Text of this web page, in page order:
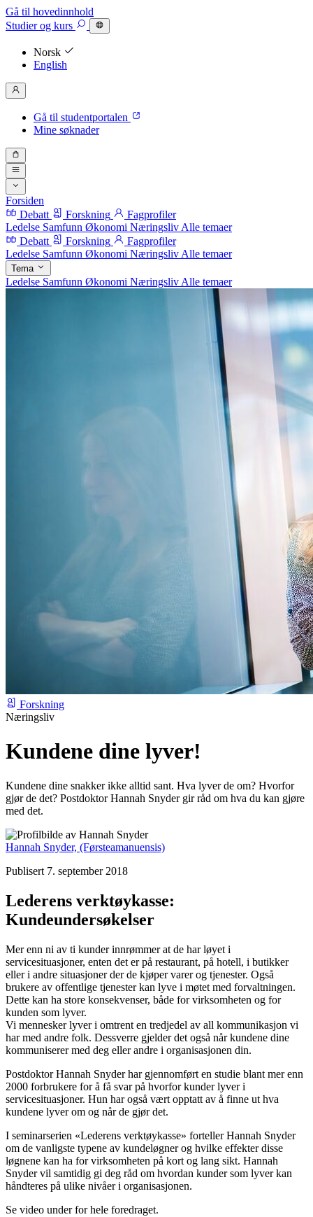
Gå til hovedinnhold
Studierog kurs
Norsk
English
Gå til studentportalen
Mine søknader
Forsiden
Debatt
Forskning
Fagprofiler
Ledelse Samfunn Økonomi Næringsliv Alle temaer
Debatt
Forskning
Fagprofiler
Ledelse Samfunn Økonomi Næringsliv Alle temaer
Tema
Ledelse Samfunn Økonomi Næringsliv Alle temaer
Forskning
Næringsliv
Kundene dine lyver!
Kundene dine snakker ikke alltid sant. Hva lyver de om? Hvorfor
gjør de det? Postdoktor Hannah Snyder gir råd om hva du kan gjøre
med det.
Hannah Snyder, (Førsteamanuensis)
Publisert 7. september 2018
Lederens verktøykasse:
Kundeundersøkelser
Mer enn ni av ti kunder innrømmer at de har løyet i
servicesituasjoner, enten det er på restaurant, på hotell, i butikker
eller i andre situasjoner der de kjøper varer og tjenester. Også
brukere av offentlige tjenester kan lyve i møtet med forvaltningen.
Dette kan ha store konsekvenser, både for virksomheten og for
kunden som lyver.
Vi mennesker lyver i omtrent en tredjedel av all kommunikasjon vi
har med andre folk. Dessverre gjelder det også når kundene dine
kommuniserer med deg eller andre i organisasjonen din.
Postdoktor Hannah Snyder har gjennomført en studie blant mer enn
2000 forbrukere for å få svar på hvorfor kunder lyver i
servicesituasjoner. Hun har også vært opptatt av å finne ut hva
kundene lyver om og når de gjør det.
I seminarserien «Lederens verktøykasse» forteller Hannah Snyder
om de vanligste typene av kundeløgner og hvilke effekter disse
løgnene kan ha for virksomheten på kort og lang sikt. Hannah
Snyder vil samtidig gi deg råd om hvordan kunder som lyver kan
håndteres på ulike nivåer i organisasjonen.
Se video under for hele foredraget.